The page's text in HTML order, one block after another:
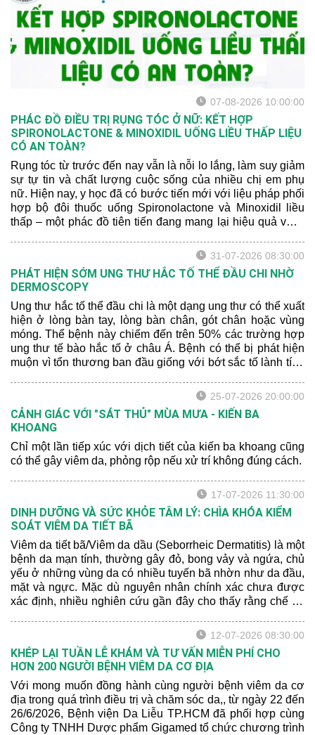
thường đem lại kết quả hạn
chế và khả năng tái phát
cao.
07-08-2026 10:00:00
PHÁC ĐỒ ĐIỀU TRỊ RỤNG TÓC Ở NỮ: KẾT HỢP
SPIRONOLACTONE & MINOXIDIL UỐNG LIỀU THẤP LIỆU
CÓ AN TOÀN?
Rụng tóc từ trước đến nay vẫn là nỗi lo lắng, làm suy giảm
sự tự tin và chất lượng cuộc sống của nhiều chị em phụ
nữ. Hiện nay, y học đã có bước tiến mới với liệu pháp phối
hợp bộ đôi thuốc uống Spironolactone và Minoxidil liều
thấp – một phác đồ tiên tiến đang mang lại hiệu quả vượt
31-07-2026 08:30:00
PHÁT HIỆN SỚM UNG THƯ HẮC TỐ THỂ ĐẦU CHI NHỜ
DERMOSCOPY
Ung thư hắc tố thể đầu chi là một dạng ung thư có thể xuất
hiện ở lòng bàn tay, lòng bàn chân, gót chân hoặc vùng
móng. Thể bệnh này chiếm đến trên 50% các trường hợp
ung thư tế bào hắc tố ở châu Á. Bệnh có thể bị phát hiện
muộn vì tổn thương ban đầu giống với bớt sắc tố lành tính
25-07-2026 20:00:00
CẢNH GIÁC VỚI "SÁT THỦ" MÙA MƯA - KIẾN BA
KHOANG
Chỉ một lần tiếp xúc với dịch tiết của kiến ba khoang cũng
có thể gây viêm da, phỏng rộp nếu xử trí không đúng cách.
17-07-2026 11:30:00
DINH DƯỠNG VÀ SỨC KHỎE TÂM LÝ: CHÌA KHÓA KIỂM
SOÁT VIÊM DA TIẾT BÃ
Viêm da tiết bã/Viêm da dầu (Seborrheic Dermatitis) là một
bệnh da mạn tính, thường gây đỏ, bong vảy và ngứa, chủ
yếu ở những vùng da có nhiều tuyến bã nhờn như da đầu,
mặt và ngực. Mặc dù nguyên nhân chính xác chưa được
xác định, nhiều nghiên cứu gần đây cho thấy rằng chế độ
12-07-2026 08:30:00
KHÉP LẠI TUẦN LỄ KHÁM VÀ TƯ VẤN MIỄN PHÍ CHO
HƠN 200 NGƯỜI BỆNH VIÊM DA CƠ ĐỊA
Với mong muốn đồng hành cùng người bệnh viêm da cơ
địa trong quá trình điều trị và chăm sóc da,, từ ngày 22 đến
26/6/2026, Bệnh viện Da Liễu TP.HCM đã phối hợp cùng
Công ty TNHH Dược phẩm Gigamed tổ chức chương trình